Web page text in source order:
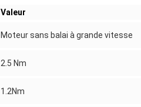
Valeur
Moteur sans balai à grande vitesse
2.5 Nm
1.2Nm